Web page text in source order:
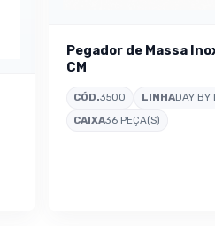
Pegador de Massa
CM
CÓD.3500 LINHADAY BY
CAIXA36 PEÇA(S)